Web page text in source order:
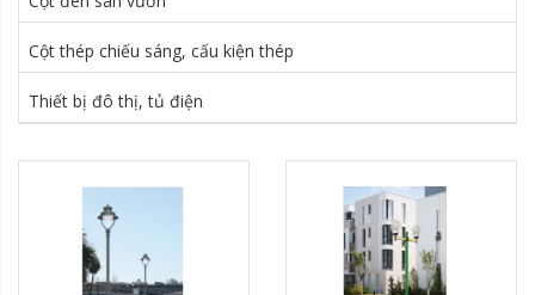
Cột thép chiếu sáng, cấu kiện thép
Thiết bị đô thị, tủ điện
Xuất xứ thương hiệu:
Delete
Xuất xứ thương hiệu: